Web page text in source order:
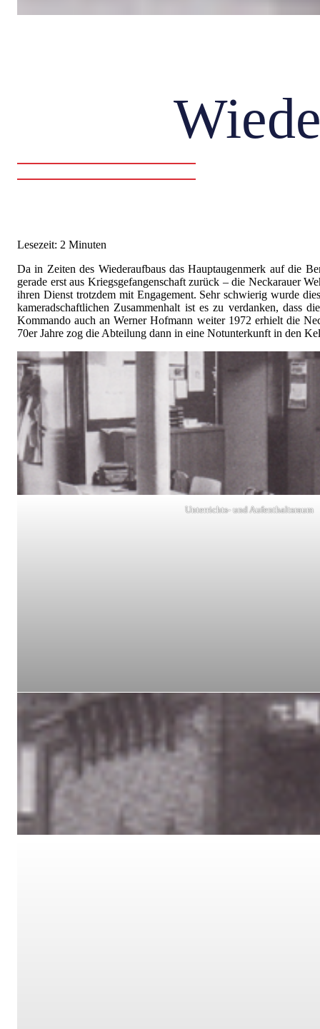
Lesezeit: 2 Minuten
Da in Zeiten des Wiederaufbaus das Hauptaugenmerk auf die
gerade erst aus Kriegsgefangenschaft zurück – die Neckarauer
ihren Dienst trotzdem mit Engagement. Sehr schwierig wurde
kameradschaftlichen Zusammenhalt ist es zu verdanken,
Kommando auch an Werner Hofmann weiter 1972 erhielt die
70er Jahre zog die Abteilung dann in eine Notunterkunft in den
Unterrichts- und Aufenthaltsraum